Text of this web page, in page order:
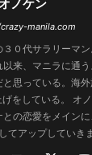
ノケン
manila.com
０代サラリーマ
来、マニラに通
思っている。海
をしている。 オノ
の恋愛をメイン
てアップしていきま